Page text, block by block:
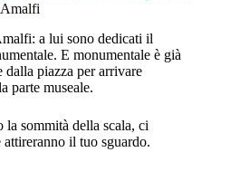
a lui sono dedicati il
E monumentale è già
dalla piazza per arrivare
parte museale.
sommità della scala, ci
il tuo sguardo.